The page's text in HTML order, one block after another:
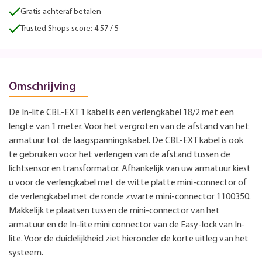
Gratis achteraf betalen
Trusted Shops score: 4.57 / 5
Omschrijving
De In-lite CBL-EXT 1 kabel is een verlengkabel 18/2 met een
lengte van 1 meter. Voor het vergroten van de afstand van het
armatuur tot de laagspanningskabel. De CBL-EXT kabel is ook
te gebruiken voor het verlengen van de afstand tussen de
lichtsensor en transformator. Afhankelijk van uw armatuur kiest
u voor de verlengkabel met de witte platte mini-connector of
de verlengkabel met de ronde zwarte mini-connector 1100350.
Makkelijk te plaatsen tussen de mini-connector van het
armatuur en de In-lite mini connector van de Easy-lock van In-
lite. Voor de duidelijkheid ziet hieronder de korte uitleg van het
systeem.